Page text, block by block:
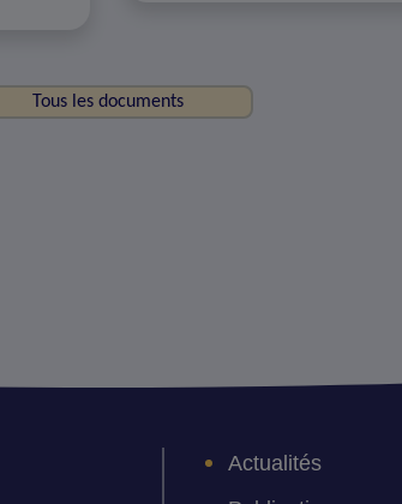
Tous les documents
Actualités